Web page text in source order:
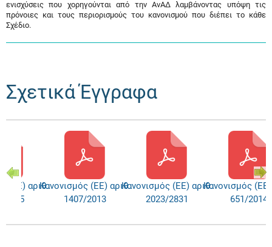
ενισχύσεις που χορηγούνται από την ΑνΑΔ λαμβάνοντας υπόψη τις
πρόνοιες και τους περιορισμούς του κανονισμού που διέπει το κάθε
Σχέδιο.
Σχετικά Έγγραφα
(ΕΕ) αριθ.
1315
Κανονισμός (ΕΕ) αριθ.
1407/2013
Κανονισμός (ΕΕ) αριθ.
2023/2831
Κανονισμός
651/2014